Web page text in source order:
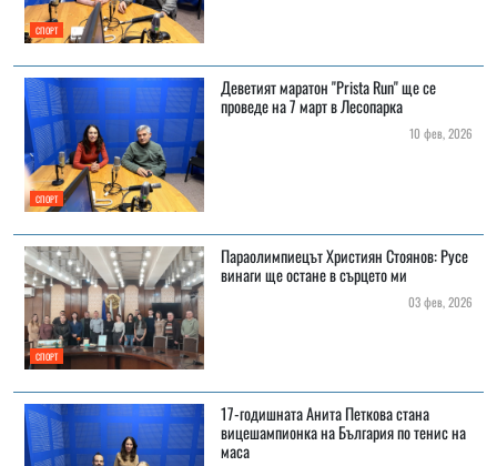
СПОРТ
СПОРТ
Деветият маратон "Prista Run" ще се
проведе на 7 март в Лесопарка
10 фев, 2026
СПОРТ
Параолимпиецът Християн Стоянов: Русе
винаги ще остане в сърцето ми
03 фев, 2026
17-годишната Анита Петкова стана
вицешампионка на България по тенис на
маса